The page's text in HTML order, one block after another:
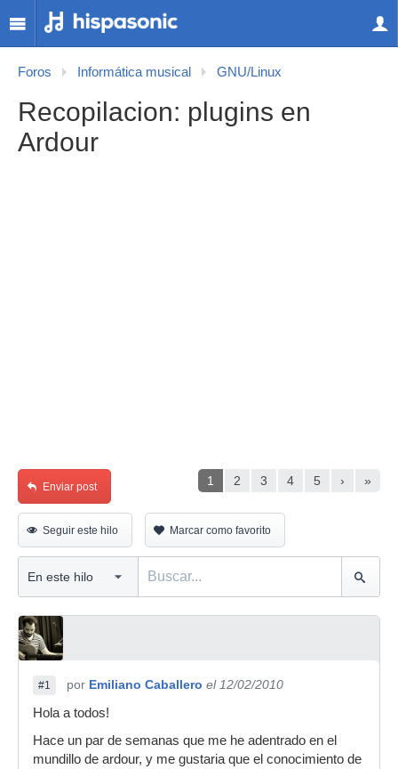
Foros Informática musical GNU/Linux
Recopilacion: plugins en
Ardour
1 2 3 4 5 › »
Enviar post
Seguir este hilo Marcar como favorito
#1 por Emiliano Caballero el 12/02/2010
Hola a todos!
Hace un par de semanas que me he adentrado en el
mundillo de ardour, y me gustaria que el conocimiento de